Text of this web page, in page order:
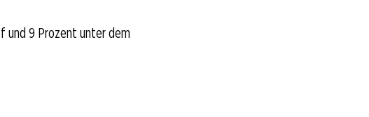
und 9 Prozent unter dem